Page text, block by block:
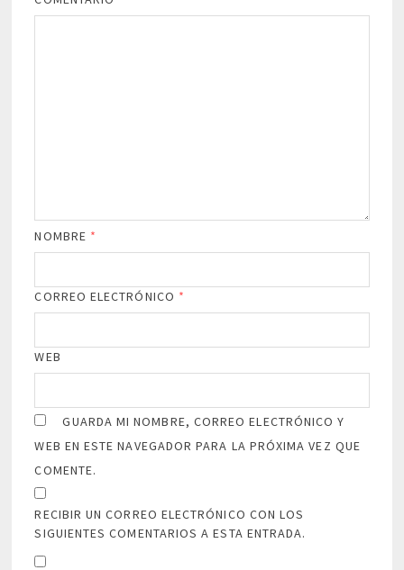
NOMBRE *
CORREO ELECTRÓNICO *
WEB
GUARDA MI NOMBRE, CORREO ELECTRÓNICO Y
WEB EN ESTE NAVEGADOR PARA LA PRÓXIMA VEZ QUE
COMENTE.
RECIBIR UN CORREO ELECTRÓNICO CON LOS
SIGUIENTES COMENTARIOS A ESTA ENTRADA.